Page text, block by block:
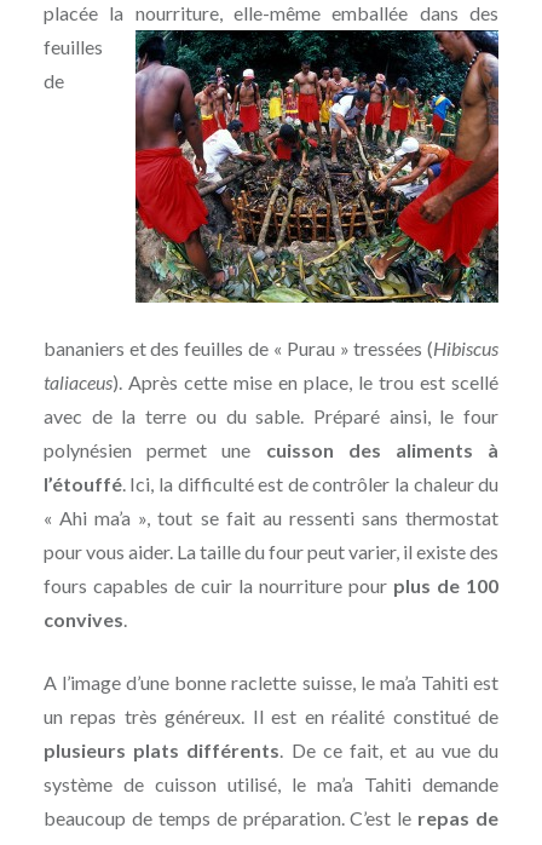
placée la nourriture, elle-même emballée dans des
feuilles
de
bananiers et des feuilles de « Purau » tressées (Hibiscus
taliaceus). Après cette mise en place, le trou est scellé
avec de la terre ou du sable. Préparé ainsi, le four
polynésien permet une cuisson des aliments à
l’étouffé. Ici, la difficulté est de contrôler la chaleur du
« Ahi ma’a », tout se fait au ressenti sans thermostat
pour vous aider. La taille du four peut varier, il existe des
fours capables de cuir la nourriture pour plus de 100
convives.
A l’image d’une bonne raclette suisse, le ma’a Tahiti est
un repas très généreux. Il est en réalité constitué de
plusieurs plats différents. De ce fait, et au vue du
système de cuisson utilisé, le ma’a Tahiti demande
beaucoup de temps de préparation. C’est le repas de